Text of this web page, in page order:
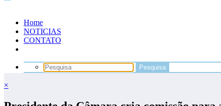
Home
NOTICIAS
CONTATO
×